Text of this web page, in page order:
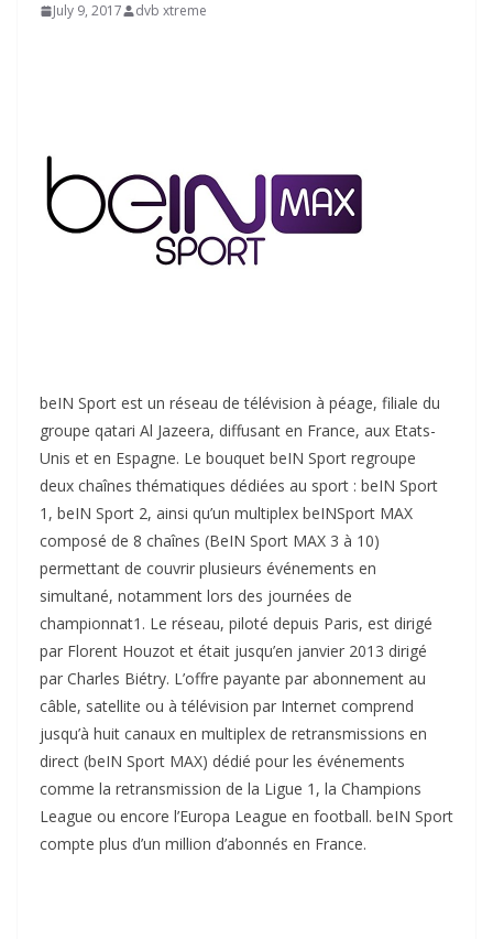
July 9, 2017 dvb xtreme
beIN Sport est un réseau de télévision à péage, filiale du
groupe qatari Al Jazeera, diffusant en France, aux Etats-
Unis et en Espagne. Le bouquet beIN Sport regroupe
deux chaînes thématiques dédiées au sport : beIN Sport
1, beIN Sport 2, ainsi qu’un multiplex beINSport MAX
composé de 8 chaînes (BeIN Sport MAX 3 à 10)
permettant de couvrir plusieurs événements en
simultané, notamment lors des journées de
championnat1. Le réseau, piloté depuis Paris, est dirigé
par Florent Houzot et était jusqu’en janvier 2013 dirigé
par Charles Biétry. L’offre payante par abonnement au
câble, satellite ou à télévision par Internet comprend
jusqu’à huit canaux en multiplex de retransmissions en
direct (beIN Sport MAX) dédié pour les événements
comme la retransmission de la Ligue 1 , la Champions
League ou encore l’Europa League en football. beIN Sport
compte plus d’un million d’abonnés en France.